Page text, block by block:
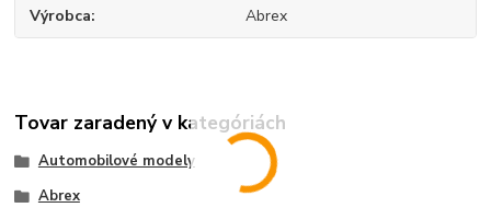
Výrobca Abrex
Tovar zaradený v kategóriách
Automobilové modely
Abrex